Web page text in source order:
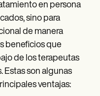
en persona
sino para
de manera
beneficios que
de los terapeutas
Estas son algunas
ventajas: